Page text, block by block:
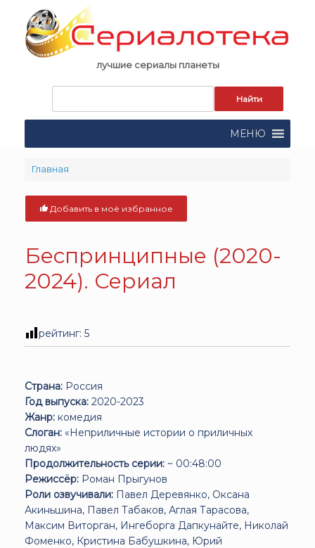
content
лучшие сериалы планеты
поиска:
МЕНЮ
Главная
Добавить в моё избранное
Беспринципные (2020-
2024). Сериал
рейтинг: 5
Страна: Россия
Год выпуска: 2020-2023
Жанр: комедия
Слоган: «Неприличные истории о приличных
людях»
Продолжительность серии: ~ 00:48:00
Режиссёр: Роман Прыгунов
Роли озвучивали: Павел Деревянко, Оксана
Акиньшина, Павел Табаков, Аглая Тарасова,
Максим Виторган, Ингеборга Дапкунайте, Николай
Фоменко, Кристина Бабушкина, Юрий